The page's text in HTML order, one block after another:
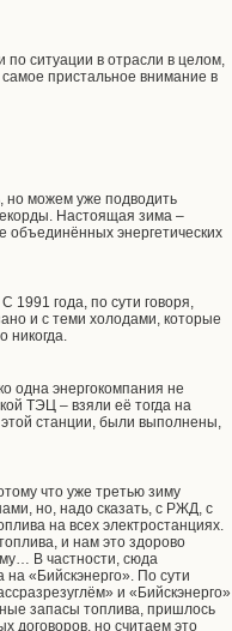
по ситуации в отрасли в целом,
пристальное внимание в
но можем уже подводить
Настоящая зима –
объединённых энергетических
года, по сути говоря,
и с теми холодами, которые
никогда.
одна энергокомпания не
ТЭЦ – взяли её тогда на
станции, были выполнены,
что уже третью зиму
но, надо сказать, с РЖД, с
на всех электростанциях.
и нам это здорово
В частности, сюда
«Бийскэнерго». По сути
и «Бийскэнерго»
запасы топлива, пришлось
договоров, но считаем это